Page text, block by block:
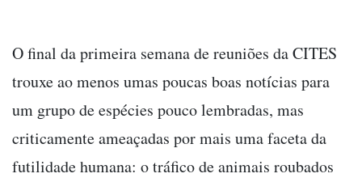
O final da primeira semana de reuniões da CITES
trouxe ao menos umas poucas boas notícias para
um grupo de espécies pouco lembradas, mas
criticamente ameaçadas por mais uma faceta da
futilidade humana: o tráfico de animais roubados